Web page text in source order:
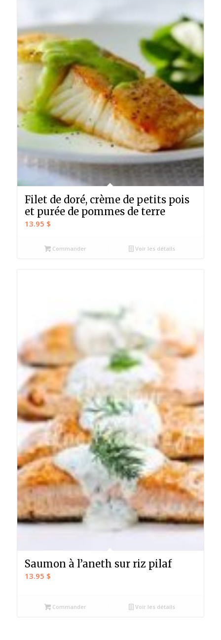
Filet de doré, crème de petits pois
et purée de pommes de terre
13.95 $
Commander Voir les détails
Saumon à l’aneth sur riz pilaf
13.95 $
Commander Voir les détails